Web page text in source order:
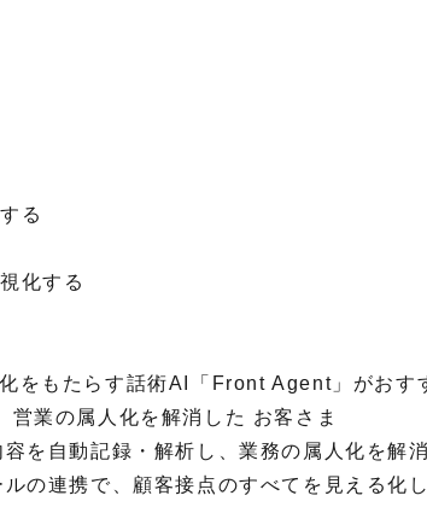
る
化する
をもたらす話術AI「Front Agent」がおす
営業の属人化を解消した お客さま
を自動記録・解析し、業務の属人化を解
の連携で、顧客接点のすべてを見える化